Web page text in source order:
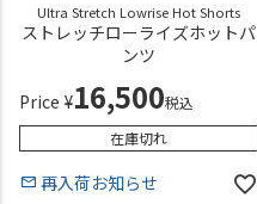
Ultra Stretch Lowrise Hot Shorts
ストレッチローライズホットパ
ンツ
Price ¥16,500税込
在庫切れ
再入荷お知らせ